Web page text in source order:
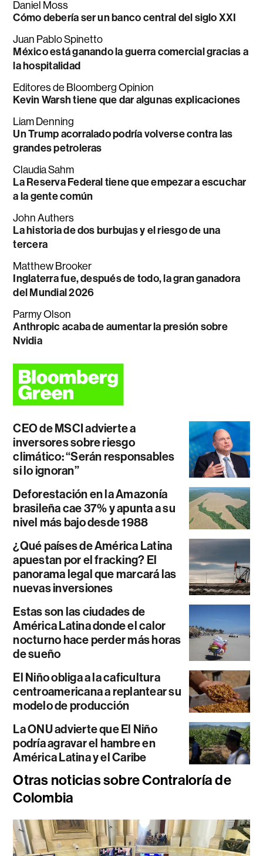
Daniel Moss
Cómo debería ser un banco central del siglo XXI
Juan Pablo Spinetto
México está ganando la guerra comercial gracias a
la hospitalidad
Editores de Bloomberg Opinion
Kevin Warsh tiene que dar algunas explicaciones
Liam Denning
Un Trump acorralado podría volverse contra las
grandes petroleras
Claudia Sahm
La Reserva Federal tiene que empezar a escuchar
a la gente común
John Authers
La historia de dos burbujas y el riesgo de una
tercera
Matthew Brooker
Inglaterra fue, después de todo, la gran ganadora
del Mundial 2026
Parmy Olson
Anthropic acaba de aumentar la presión sobre
Nvidia
CEO de MSCI advierte a
inversores sobre riesgo
climático: “Serán responsables
si lo ignoran”
Deforestación en la Amazonía
brasileña cae 37% y apunta a su
nivel más bajo desde 1988
¿Qué países de América Latina
apuestan por el fracking? El
panorama legal que marcará las
nuevas inversiones
Estas son las ciudades de
América Latina donde el calor
nocturno hace perder más horas
de sueño
El Niño obliga a la caficultura
centroamericana a replantear su
modelo de producción
La ONU advierte que El Niño
podría agravar el hambre en
América Latina y el Caribe
Otras noticias sobre Contraloría de
Colombia